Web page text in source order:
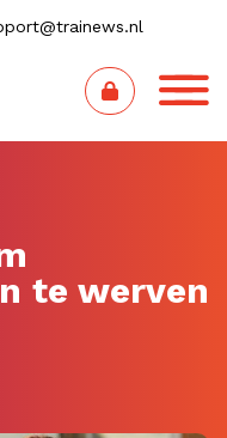
te werven